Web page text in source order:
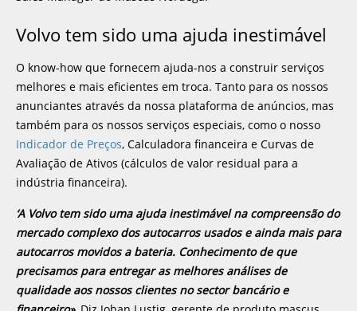
Volvo tem sido uma ajuda inestimável
O know-how que fornecem ajuda-nos a construir serviços
melhores e mais eficientes em troca. Tanto para os nossos
anunciantes através da nossa plataforma de anúncios, mas
também para os nossos serviços especiais, como o nosso
Indicador de Preços, Calculadora financeira e Curvas de
Avaliação de Ativos (cálculos de valor residual para a
indústria financeira).
‘A Volvo tem sido uma ajuda inestimável na compreensão do
mercado complexo dos autocarros usados e ainda mais para
autocarros movidos a bateria. Conhecimento de que
precisamos para entregar as melhores análises de
qualidade aos nossos clientes no sector bancário e